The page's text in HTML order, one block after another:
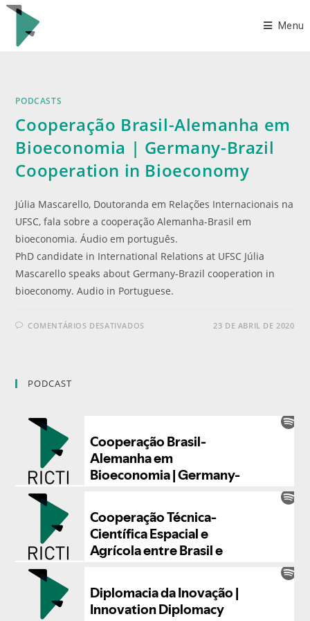
Menu
PODCASTS
Cooperação Brasil-Alemanha em
Bioeconomia | Germany-Brazil
Cooperation in Bioeconomy
Júlia Mascarello, Doutoranda em Relações Internacionais na
UFSC, fala sobre a cooperação Alemanha-Brasil em
bioeconomia. Áudio em português.
PhD candidate in International Relations at UFSC Júlia
Mascarello speaks about Germany-Brazil cooperation in
bioeconomy. Audio in Portuguese.
COMENTÁRIOS DESATIVADOS 23 DE ABRIL DE 2020
PODCAST